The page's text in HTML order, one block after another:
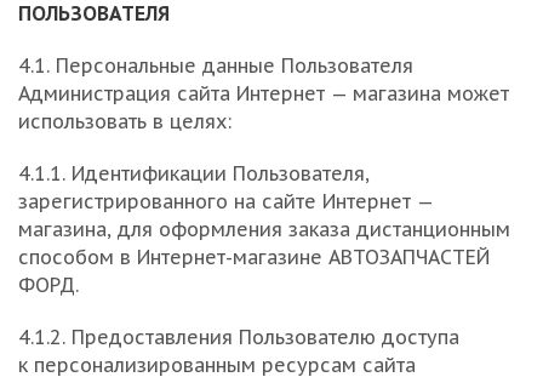
ПОЛЬЗОВАТЕЛЯ
4.1. Персональные данные Пользователя
Администрация сайта Интернет — магазина может
использовать в целях:
4.1.1. Идентификации Пользователя,
зарегистрированного на сайте Интернет —
магазина, для оформления заказа дистанционным
способом в Интернет-магазине АВТОЗАПЧАСТЕЙ
ФОРД.
4.1.2. Предоставления Пользователю доступа
к персонализированным ресурсам сайта